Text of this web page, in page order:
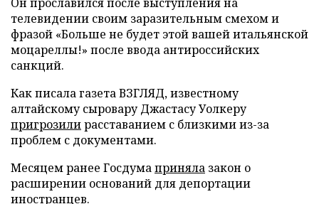
телевидении своим заразительным смехом и
фразой «Больше не будет этой вашей итальянской
моцареллы!» после ввода антироссийских
санкций.
Как писала газета ВЗГЛЯД, известному
алтайскому сыровару Джастасу Уолкеру
пригрозилирасставанием с близкими из-за
проблем с документами.
Месяцем ранее Госдумаприняла закон о
расширении оснований для депортации
иностранцев.